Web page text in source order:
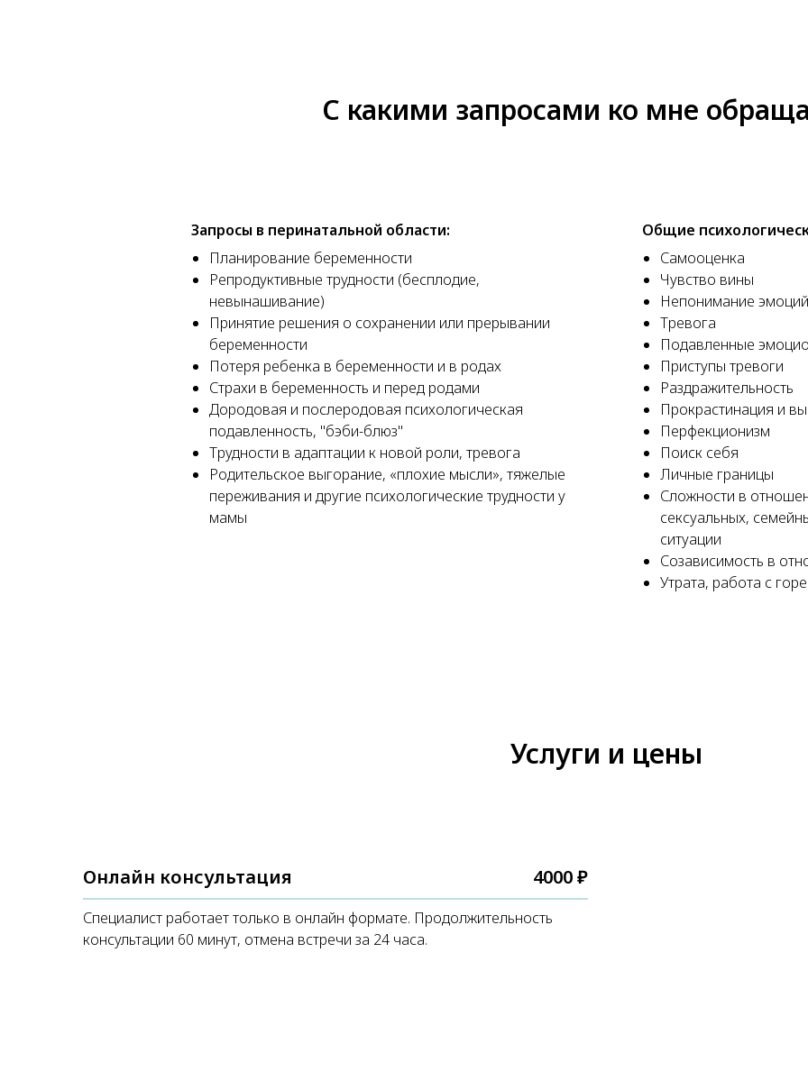
С какими запросами ко мне
Запросы в перинатальной области:
Планирование беременности
Репродуктивные трудности (бесплодие,
невынашивание)
Принятие решения о сохранении или прерывании
беременности
Потеря ребенка в беременности и в родах
Страхи в беременность и перед родами
Дородовая и послеродовая психологическая
подавленность, "бэби-блюз"
Трудности в адаптации к новой роли, тревога
Родительское выгорание, «плохие мысли», тяжелые
переживания и другие психологические трудности у
мамы
Общие
Самооценка
Чувство вины
Непонимание эмоций
Тревога
Подавленные
Приступы тревоги
Раздражительность
Прокрастинация и
Перфекционизм
Поиск себя
Личные границы
Сложности в
сексуальных,
ситуации
Созависимость в
Утрата, работа с
Услуги и цены
Онлайн консультация 4000 ₽
Специалист работает только в онлайн формате. Продолжительность
консультации 60 минут, отмена встречи за 24 часа.